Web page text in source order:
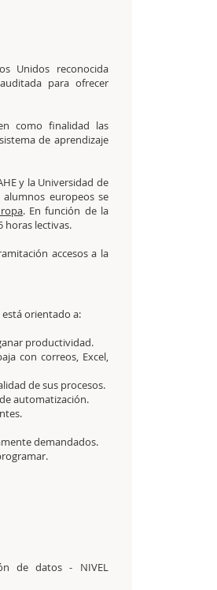
Unidos reconocida
para ofrecer
como finalidad las
de aprendizaje
y la Universidad de
alumnos europeos se
. En función de la
horas lectivas.
accesos a la
está orientado a:
productividad.
con correos, Excel,
de sus procesos.
automatización.
demandados.
de datos - NIVEL